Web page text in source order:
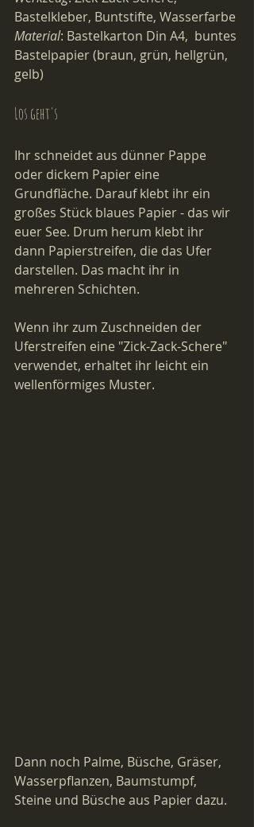
Bastelkleber, Buntstifte, Wasserfarbe
Material: Bastelkarton Din A4,  buntes
Bastelpapier (braun, grün, hellgrün,
gelb)
Los geht's
Ihr schneidet aus dünner Pappe
oder dickem Papier eine
Grundfläche. Darauf klebt ihr ein
großes Stück blaues Papier - das wir
euer See. Drum herum klebt ihr
dann Papierstreifen, die das Ufer
darstellen. Das macht ihr in
mehreren Schichten.
Wenn ihr zum Zuschneiden der
Uferstreifen eine "Zick-Zack-Schere"
verwendet, erhaltet ihr leicht ein
wellenförmiges Muster.
Dann noch Palme, Büsche, Gräser,
Wasserpflanzen, Baumstumpf,
Steine und Büsche aus Papier dazu.